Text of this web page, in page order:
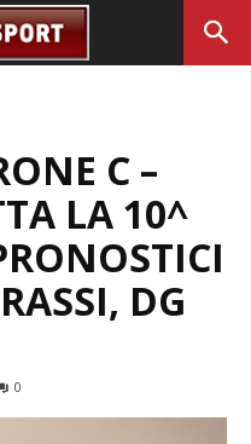
C –
LA 10^
DG
0